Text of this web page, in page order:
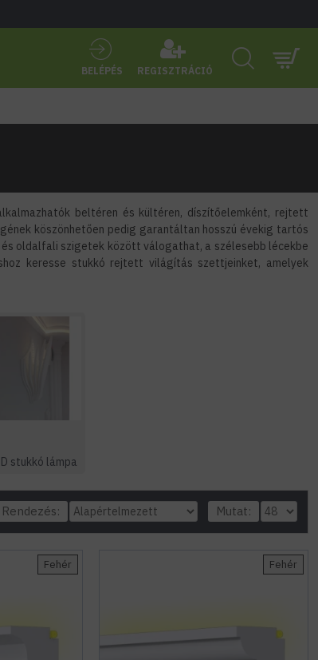
BELÉPÉS REGISZTRÁCIÓ
beltéren és kültéren, díszítőelemként, rejtett
köszönhetően pedig garantáltan hosszú évekig tartós
oldalfali szigetek között válogathat, a szélesebb lécekbe
keresse stukkó rejtett világítás szettjeinket, amelyek
stukkó lámpa
Rendezés: Mutat:
Fehér Fehér